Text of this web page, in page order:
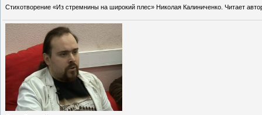
Стихотворение «Из стремнины на широкий плес» Николая Калиниченко. Читает